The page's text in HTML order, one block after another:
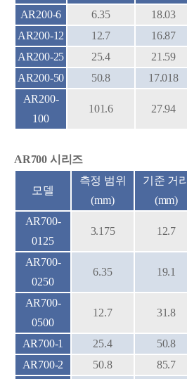
AR200-6
6.35 18.03
AR200-12
12.7 16.87
AR200-25
25.4 21.59
AR200-50
50.8 17.018
AR200-
100
101.6 27.94
AR700 시리즈
모델
측정 범위
(mm)
기준 거리
(mm)
AR700-
0125
3.175 12.7
AR700-
0250
6.35 19.1
AR700-
0500
12.7 31.8
AR700-1 25.4 50.8
AR700-2
50.8 85.7